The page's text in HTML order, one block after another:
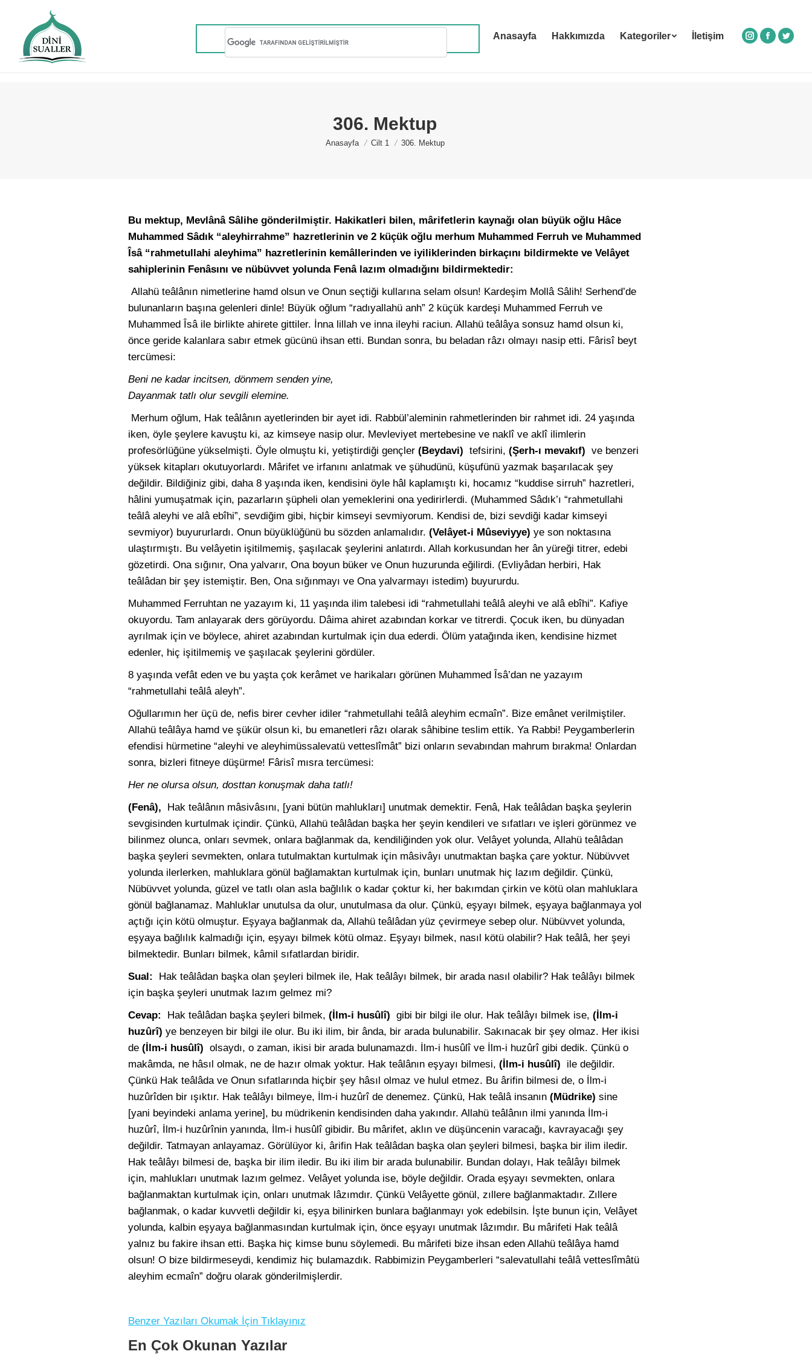
Anasayfa Hakkımızda Kategoriler İletişim
Instagram
Facebook
306. Mektup
You are here:
Anasayfa Cilt 1 306. Mektup
Bu mektup, Mevlânâ Sâlihe gönderilmiştir. Hakikatleri bilen, mârifetlerin kaynağı olan büyük oğlu Hâce
Muhammed Sâdık “aleyhirrahme” hazretlerinin ve 2 küçük oğlu merhum Muhammed Ferruh ve Muhammed
Îsâ “rahmetullahi aleyhima” hazretlerinin kemâllerinden ve iyiliklerinden birkaçını bildirmekte ve Velâyet
sahiplerinin Fenâsını ve nübüvvet yolunda Fenâ lazım olmadığını bildirmektedir:
Allahü teâlânın nimetlerine hamd olsun ve Onun seçtiği kullarına selam olsun! Kardeşim Mollâ Sâlih! Serhend’de
bulunanların başına gelenleri dinle! Büyük oğlum “radıyallahü anh” 2 küçük kardeşi Muhammed Ferruh ve
Muhammed Îsâ ile birlikte ahirete gittiler. İnna lillah ve inna ileyhi raciun. Allahü teâlâya sonsuz hamd olsun ki,
önce geride kalanlara sabır etmek gücünü ihsan etti. Bundan sonra, bu beladan râzı olmayı nasip etti. Fârisî beyt
tercümesi:
Beni ne kadar incitsen, dönmem senden yine,
Dayanmak tatlı olur sevgili elemine.
Merhum oğlum, Hak teâlânın ayetlerinden bir ayet idi. Rabbül’aleminin rahmetlerinden bir rahmet idi. 24 yaşında
iken, öyle şeylere kavuştu ki, az kimseye nasip olur. Mevleviyet mertebesine ve naklî ve aklî ilimlerin
profesörlüğüne yükselmişti. Öyle olmuştu ki, yetiştirdiği gençler (Beydavi) tefsirini, (Şerh-ı mevakıf) ve benzeri
yüksek kitapları okutuyorlardı. Mârifet ve irfanını anlatmak ve şühudünü, küşufünü yazmak başarılacak şey
değildir. Bildiğiniz gibi, daha 8 yaşında iken, kendisini öyle hâl kaplamıştı ki, hocamız “kuddise sirruh” hazretleri,
hâlini yumuşatmak için, pazarların şüpheli olan yemeklerini ona yedirirlerdi. (Muhammed Sâdık’ı “rahmetullahi
teâlâ aleyhi ve alâ ebîhi”, sevdiğim gibi, hiçbir kimseyi sevmiyorum. Kendisi de, bizi sevdiği kadar kimseyi
sevmiyor) buyururlardı. Onun büyüklüğünü bu sözden anlamalıdır. (Velâyet-i Mûseviyye) ye son noktasına
ulaştırmıştı. Bu velâyetin işitilmemiş, şaşılacak şeylerini anlatırdı. Allah korkusundan her ân yüreği titrer, edebi
gözetirdi. Ona sığınır, Ona yalvarır, Ona boyun büker ve Onun huzurunda eğilirdi. (Evliyâdan herbiri, Hak
teâlâdan bir şey istemiştir. Ben, Ona sığınmayı ve Ona yalvarmayı istedim) buyururdu.
Muhammed Ferruhtan ne yazayım ki, 11 yaşında ilim talebesi idi “rahmetullahi teâlâ aleyhi ve alâ ebîhi”. Kafiye
okuyordu. Tam anlayarak ders görüyordu. Dâima ahiret azabından korkar ve titrerdi. Çocuk iken, bu dünyadan
ayrılmak için ve böylece, ahiret azabından kurtulmak için dua ederdi. Ölüm yatağında iken, kendisine hizmet
edenler, hiç işitilmemiş ve şaşılacak şeylerini gördüler.
8 yaşında vefât eden ve bu yaşta çok kerâmet ve harikaları görünen Muhammed Îsâ’dan ne yazayım
“rahmetullahi teâlâ aleyh”.
Oğullarımın her üçü de, nefis birer cevher idiler “rahmetullahi teâlâ aleyhim ecmaîn”. Bize emânet verilmiştiler.
Allahü teâlâya hamd ve şükür olsun ki, bu emanetleri râzı olarak sâhibine teslim ettik. Ya Rabbi! Peygamberlerin
efendisi hürmetine “aleyhi ve aleyhimüssalevatü vetteslîmât” bizi onların sevabından mahrum bırakma! Onlardan
sonra, bizleri fitneye düşürme! Fârisî mısra tercümesi:
Her ne olursa olsun, dosttan konuşmak daha tatlı!
(Fenâ),
Hak teâlânın mâsivâsını, [yani bütün mahlukları] unutmak demektir. Fenâ, Hak teâlâdan başka şeylerin
sevgisinden kurtulmak içindir. Çünkü, Allahü teâlâdan başka her şeyin kendileri ve sıfatları ve işleri görünmez ve
bilinmez olunca, onları sevmek, onlara bağlanmak da, kendiliğinden yok olur. Velâyet yolunda, Allahü teâlâdan
başka şeyleri sevmekten, onlara tutulmaktan kurtulmak için mâsivâyı unutmaktan başka çare yoktur. Nübüvvet
yolunda ilerlerken, mahluklara gönül bağlamaktan kurtulmak için, bunları unutmak hiç lazım değildir. Çünkü,
Nübüvvet yolunda, güzel ve tatlı olan asla bağlılık o kadar çoktur ki, her bakımdan çirkin ve kötü olan mahluklara
gönül bağlanamaz. Mahluklar unutulsa da olur, unutulmasa da olur. Çünkü, eşyayı bilmek, eşyaya bağlanmaya yol
açtığı için kötü olmuştur. Eşyaya bağlanmak da, Allahü teâlâdan yüz çevirmeye sebep olur. Nübüvvet yolunda,
eşyaya bağlılık kalmadığı için, eşyayı bilmek kötü olmaz. Eşyayı bilmek, nasıl kötü olabilir? Hak teâlâ, her şeyi
bilmektedir. Bunları bilmek, kâmil sıfatlardan biridir.
Sual: Hak teâlâdan başka olan şeyleri bilmek ile, Hak teâlâyı bilmek, bir arada nasıl olabilir? Hak teâlâyı bilmek
için başka şeyleri unutmak lazım gelmez mi?
Cevap: Hak teâlâdan başka şeyleri bilmek, (İlm-i husûlî) gibi bir bilgi ile olur. Hak teâlâyı bilmek ise, (İlm-i
huzûrî) ye benzeyen bir bilgi ile olur. Bu iki ilim, bir ânda, bir arada bulunabilir. Sakınacak bir şey olmaz. Her ikisi
de (İlm-i husûlî) olsaydı, o zaman, ikisi bir arada bulunamazdı. İlm-i husûlî ve İlm-i huzûrî gibi dedik. Çünkü o
makâmda, ne hâsıl olmak, ne de hazır olmak yoktur. Hak teâlânın eşyayı bilmesi, (İlm-i husûlî)
ile değildir.
Çünkü Hak teâlâda ve Onun sıfatlarında hiçbir şey hâsıl olmaz ve hulul etmez. Bu ârifin bilmesi de, o İlm-i
huzûrîden bir ışıktır. Hak teâlâyı bilmeye, İlm-i huzûrî de denemez. Çünkü, Hak teâlâ insanın (Müdrike) sine
[yani beyindeki anlama yerine], bu müdrikenin kendisinden daha yakındır. Allahü teâlânın ilmi yanında İlm-i
huzûrî, İlm-i huzûrînin yanında, İlm-i husûlî gibidir. Bu mârifet, aklın ve düşüncenin varacağı, kavrayacağı şey
değildir. Tatmayan anlayamaz. Görülüyor ki, ârifin Hak teâlâdan başka olan şeyleri bilmesi, başka bir ilim iledir.
Hak teâlâyı bilmesi de, başka bir ilim iledir. Bu iki ilim bir arada bulunabilir. Bundan dolayı, Hak teâlâyı bilmek
için, mahlukları unutmak lazım gelmez. Velâyet yolunda ise, böyle değildir. Orada eşyayı sevmekten, onlara
bağlanmaktan kurtulmak için, onları unutmak lâzımdır. Çünkü Velâyette gönül, zıllere bağlanmaktadır. Zıllere
bağlanmak, o kadar kuvvetli değildir ki, eşya bilinirken bunlara bağlanmayı yok edebilsin. İşte bunun için, Velâyet
yolunda, kalbin eşyaya bağlanmasından kurtulmak için, önce eşyayı unutmak lâzımdır. Bu mârifeti Hak teâlâ
yalnız bu fakire ihsan etti. Başka hiç kimse bunu söylemedi. Bu mârifeti bize ihsan eden Allahü teâlâya hamd
olsun! O bize bildirmeseydi, kendimiz hiç bulamazdık. Rabbimizin Peygamberleri “salevatullahi teâlâ vetteslîmâtü
aleyhim ecmaîn” doğru olarak gönderilmişlerdir.
Benzer Yazıları Okumak İçin Tıklayınız
En Çok Okunan Yazılar